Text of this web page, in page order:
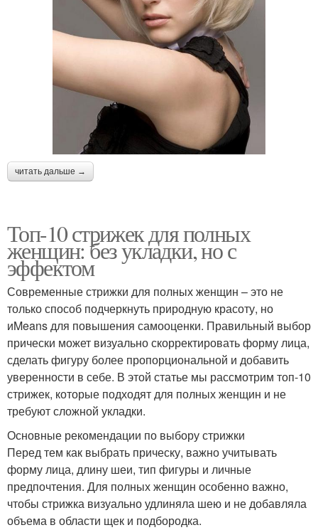
читать дальше →
Топ-10 стрижек для полных
женщин: без укладки, но с
эффектом
Современные стрижки для полных женщин – это не
только способ подчеркнуть природную красоту, но
иMeans для повышения самооценки. Правильный выбор
прически может визуально скорректировать форму лица,
сделать фигуру более пропорциональной и добавить
уверенности в себе. В этой статье мы рассмотрим топ-10
стрижек, которые подходят для полных женщин и не
требуют сложной укладки.
Основные рекомендации по выбору стрижки
Перед тем как выбрать прическу, важно учитывать
форму лица, длину шеи, тип фигуры и личные
предпочтения. Для полных женщин особенно важно,
чтобы стрижка визуально удлиняла шею и не добавляла
объема в области щек и подбородка.